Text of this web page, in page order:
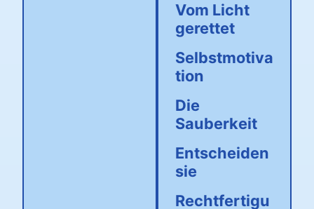
Vom Licht
gerettet
Selbstmotiva
tion
Die
Sauberkeit
Entscheiden
sie
Rechtfertigu